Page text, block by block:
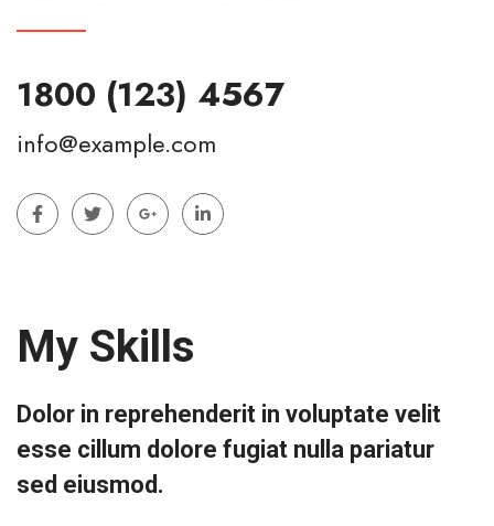
1800 (123) 4567
info@example.com
My Skills
Dolor in reprehenderit in voluptate velit
esse cillum dolore fugiat nulla pariatur
sed eiusmod.